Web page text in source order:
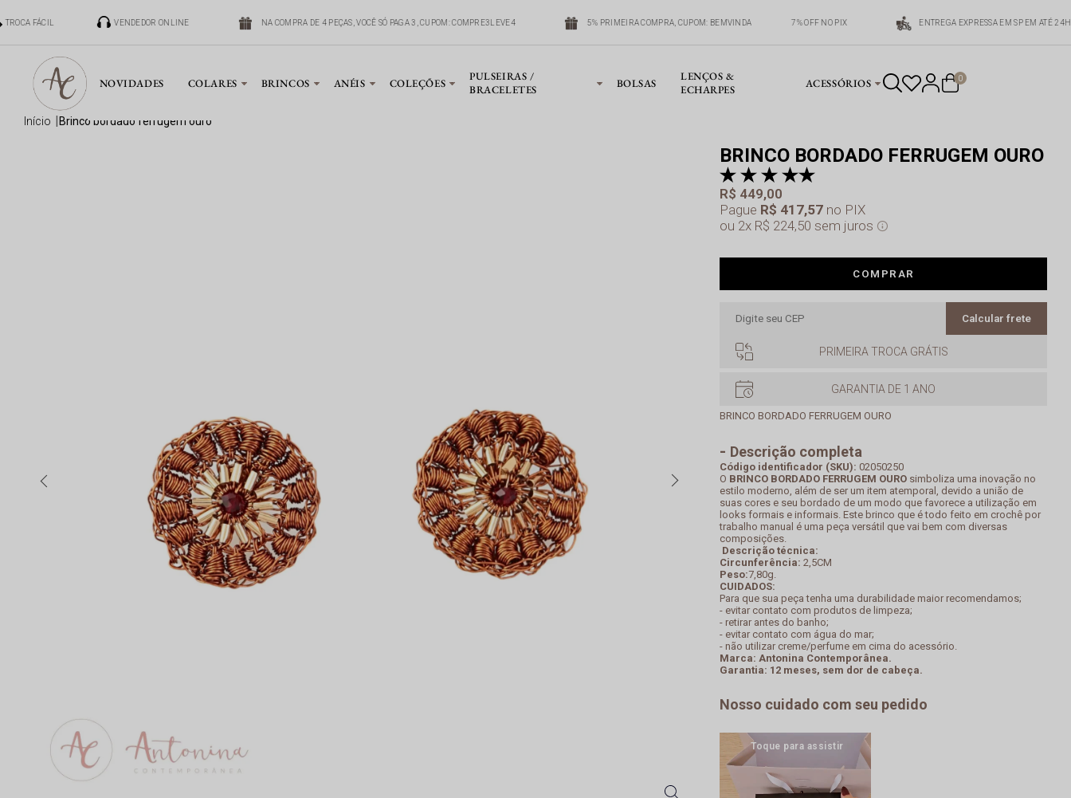
TROCA FÁCIL VENDEDOR ONLINE NA COMPRA DE 4 PEÇAS, VOCÊ SÓ PAGA 3, CUPOM: COMPRE3LEVE4 5% PRIMEIRA COMPRA, CUPOM: BEMVINDA 7% OFF NO PIX ENTREGA EXPRESSA EM SP EM ATÉ 24H
NOVIDADES COLARES BRINCOS ANÉIS COLEÇÕES
PULSEIRAS /
BRACELETES
BOLSAS
LENÇOS &
ECHARPES
ACESSÓRIOS 0
início brinco bordado ferrugem ouro
BRINCO BORDADO FERRUGEM OURO
Pague R$ 417,57 no PIX
R$ 449,00
2x R$ 224,50 sem juros
COMPRAR
Calcular frete
PRIMEIRA TROCA GRÁTIS
GARANTIA DE 1 ANO
BRINCO BORDADO FERRUGEM OURO
Descrição completa
Código identificador (SKU): 02050250
O BRINCO BORDADO FERRUGEM OURO simboliza uma inovação no
estilo moderno, além de ser um item atemporal, devido a união de
suas cores e seu bordado de um modo que favorece a utilização em
looks formais e informais. Este brinco que é todo feito em crochê por
trabalho manual é uma peça versátil que vai bem com diversas
composições.
Descrição técnica:
Circunferência: 2,5CM
Peso:7,80g.
CUIDADOS:
Para que sua peça tenha uma durabilidade maior recomendamos;
- evitar contato com produtos de limpeza;
- retirar antes do banho;
- evitar contato com água do mar;
- não utilizar creme/perfume em cima do acessório.
Marca: Antonina Contemporânea.
Garantia: 12 meses, sem dor de cabeça.
Nosso cuidado com seu pedido